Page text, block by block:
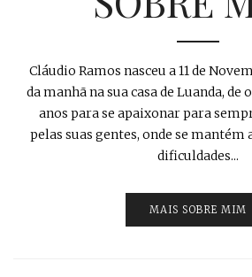
Cláudio Ramos nasceu a 11 de
da manhã na sua casa de Luanda, de
anos para se apaixonar para
pelas suas gentes, onde se mantém
dificuldades...
MAIS SOBRE MIM